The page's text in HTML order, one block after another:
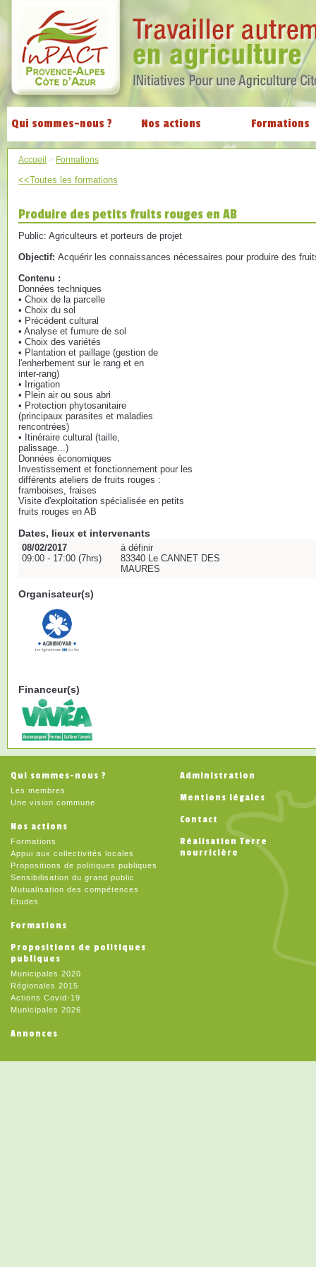
Qui sommes-nous ? Nos actions Formations
Accueil > Formations
<<Toutes les formations
Produire des petits fruits rouges en AB
Public: Agriculteurs et porteurs de projet
Objectif: Acquérir les connaissances nécessaires pour produire des
Contenu :
Données techniques
• Choix de la parcelle
• Choix du sol
• Précédent cultural
• Analyse et fumure de sol
• Choix des variétés
• Plantation et paillage (gestion de
l'enherbement sur le rang et en
inter-rang)
• Irrigation
• Plein air ou sous abri
• Protection phytosanitaire
(principaux parasites et maladies
rencontrées)
• Itinéraire cultural (taille,
palissage...)
Données économiques
Investissement et fonctionnement pour les
différents ateliers de fruits rouges :
framboises, fraises
Visite d'exploitation spécialisée en petits
fruits rouges en AB
Dates, lieux et intervenants
08/02/2017
09:00 - 17:00 (7hrs)
à définir
83340 Le CANNET DES
MAURES
Organisateur(s)
Financeur(s)
Qui sommes-nous ?
Les membres
Une vision commune
Nos actions
Formations
Appui aux collectivités locales
Propositions de politiques publiques
Sensibilisation du grand public
Mutualisation des compétences
Etudes
Formations
Propositions de politiques
publiques
Municipales 2020
Régionales 2015
Actions Covid-19
Municipales 2026
Annonces
Administration
Mentions légales
Contact
Réalisation Terre
nourricière